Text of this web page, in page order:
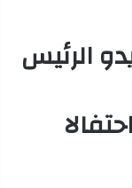
الرئيس